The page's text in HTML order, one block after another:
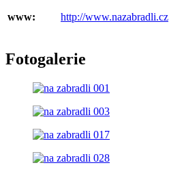
www: http://www.nazabradli.cz
Fotogalerie